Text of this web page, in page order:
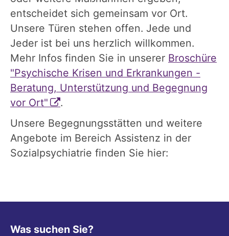
entscheidet sich gemeinsam vor Ort.
Unsere Türen stehen offen. Jede und
Jeder ist bei uns herzlich willkommen.
Mehr Infos finden Sie in unserer Broschüre
"Psychische Krisen und Erkrankungen -
Beratung, Unterstützung und Begegnung
vor Ort"
.
Unsere Begegnungsstätten und weitere
Angebote im Bereich Assistenz in der
Sozialpsychiatrie finden Sie hier:
Was suchen Sie?